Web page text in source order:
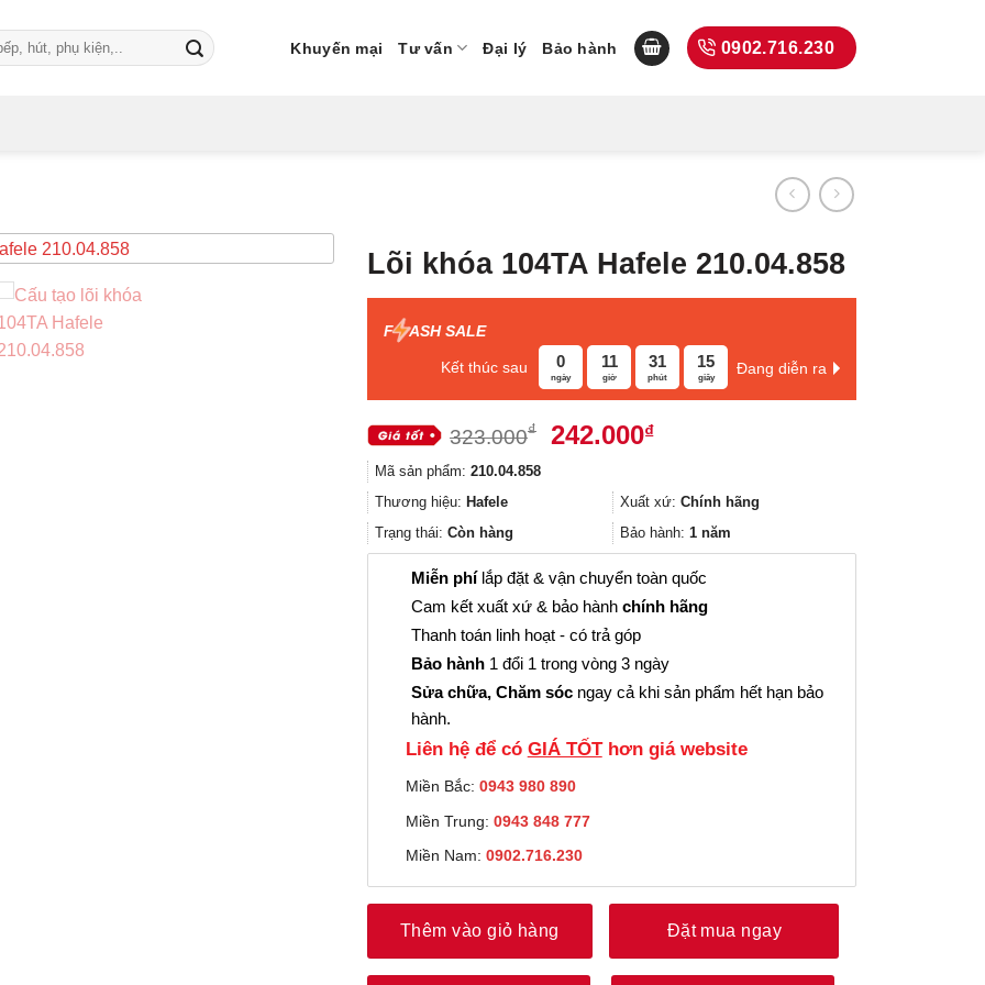
Khuyến mại Tư vấn Đại lý Bảo hành 0902.716.230
Lõi khóa 104TA Hafele 210.04.858
F ASH SALE
Kết thúc sau 0
ngày
11
giờ
31
phút
14
giây
Đang diễn ra
323.000₫
Giá
323.000₫.
242.000₫Giá
là:
242.000₫.
Mã sản phẩm: 210.04.858
Thương hiệu: Hafele Xuất xứ: Chính hãng
Trạng thái: Còn hàng Bảo hành: 1 năm
Miễn phílắp đặt & vận chuyển toàn quốc
Cam kết xuất xứ & bảo hành chính hãng
Thanh toán linh hoạt - có trả góp
Bảo hành 1 đổi 1 trong vòng 3 ngày
Sửa chữa, Chăm sóc ngay cả khi sản phẩm hết hạn bảo
hành.
Liên hệ để có GIÁ TỐThơn giá website
Miền Bắc: 0943 980 890
Miền Trung: 0943 848 777
Miền Nam: 0902.716.230
Thêm vào giỏ hàng Đặt mua ngay